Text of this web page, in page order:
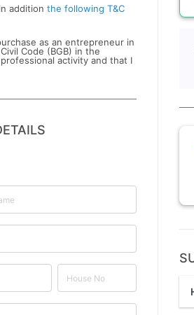
addition the following T&C
as an entrepreneur in
Code (BGB) in the
activity and that I